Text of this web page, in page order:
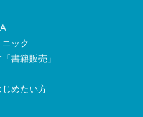
ック
書籍販売」
めたい方